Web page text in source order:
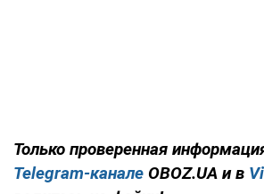
Только проверенная
Telegram-канале OBOZ.UA и в